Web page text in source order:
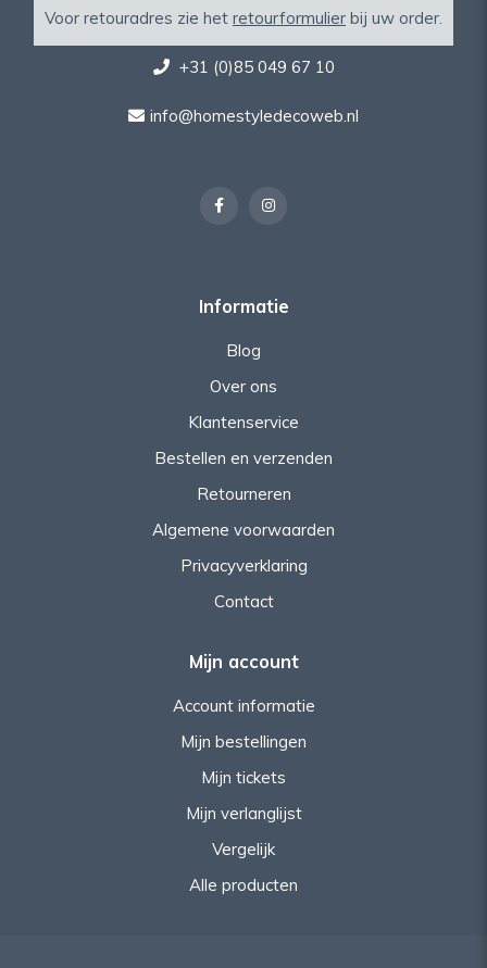
Voor retouradres zie het retourformulier bij uw order.
+31 (0)85 049 67 10
info@homestyledecoweb.nl
Informatie
Blog
Over ons
Klantenservice
Bestellen en verzenden
Retourneren
Algemene voorwaarden
Privacyverklaring
Contact
Mijn account
Account informatie
Mijn bestellingen
Mijn tickets
Mijn verlanglijst
Vergelijk
Alle producten